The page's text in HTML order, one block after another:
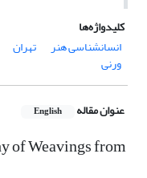
کلیدواژه‌ها
انسان‏شناسی هنر
تهران
ورنی
عنوان مقاله English
of Weavings from